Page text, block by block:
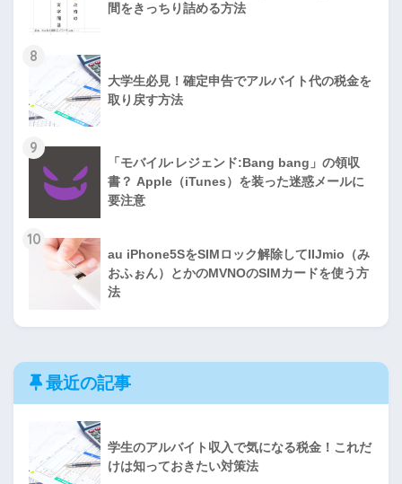
間をきっちり詰める方法
8
大学生必見！確定申告でアルバイト代の税金を
取り戻す方法
9
「モバイル·レジェンド:Bang bang」の領収
書？ Apple（iTunes）を装った迷惑メールに
要注意
10
au iPhone5SをSIMロック解除してIIJmio（み
おふぉん）とかのMVNOのSIMカードを使う方
法
最近の記事
学生のアルバイト収入で気になる税金！これだ
けは知っておきたい対策法